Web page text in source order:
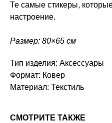
Те самые стикеры,
настроение.
Размер: 80×65 см
Тип изделия: Аксессуары
Формат: Ковер
Материал: Текстиль
СМОТРИТЕ ТАКЖЕ